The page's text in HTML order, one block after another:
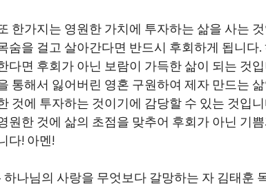
한가지는 영원한 가치에 투자하는 삶을 사는
숨을 걸고 살아간다면 반드시 후회하게 됩니
다면 후회가 아닌 보람이 가득한 삶이 되는 것
통해서 잃어버린 영혼 구원하여 제자 만드는
것에 투자하는 것이기에 감당할 수 있는 것입
원한 것에 삶의 초점을 맞추어 후회가 아닌 기
다! 아멘!
하나님의 사랑을 무엇보다 갈망하는 자 김태훈